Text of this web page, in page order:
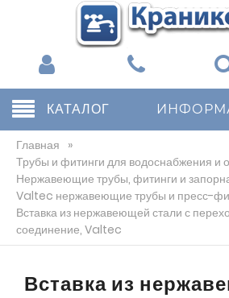
КАТАЛОГ
Главная »
Трубы и фитинги для водоснабжения и
Нержавеющие трубы, фитинги и
Valtec нержавеющие трубы и пресс-
Вставка из нержавеющей стали с
соединение, Valtec
Вставка из